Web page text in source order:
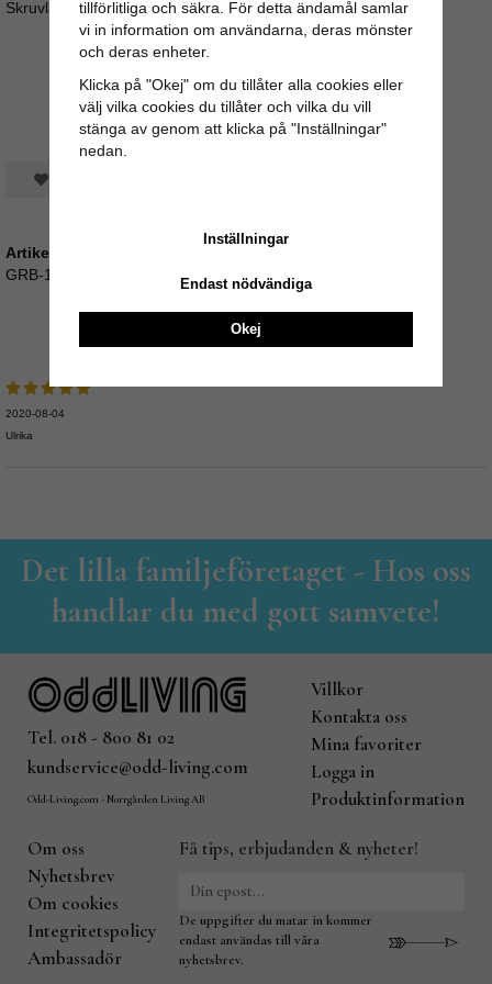
Skruvlängd ca 3,5cm (M4)
Spara som favorit
Artikelnummer:
GRB-1
Recensioner
2020-08-04
Ulrika
Det lilla familjeföretaget - Hos oss
handlar du med gott samvete!
Tel. 018 - 800 81 02
kundservice@odd-living.com
Odd-Living.com - Norrgården Living AB
Villkor
Kontakta oss
Mina favoriter
Logga in
Produktinformation
Om oss
Nyhetsbrev
Om cookies
Integritetspolicy
Ambassadör
Få tips, erbjudanden & nyheter!
De uppgifter du matar in kommer
endast användas till våra
nyhetsbrev.
tillförlitliga och säkra. För detta ändamål samlar
vi in information om användarna, deras mönster
och deras enheter.
Klicka på "Okej" om du tillåter alla cookies eller
välj vilka cookies du tillåter och vilka du vill
stänga av genom att klicka på "Inställningar"
nedan.
Inställningar
Endast nödvändiga
Okej